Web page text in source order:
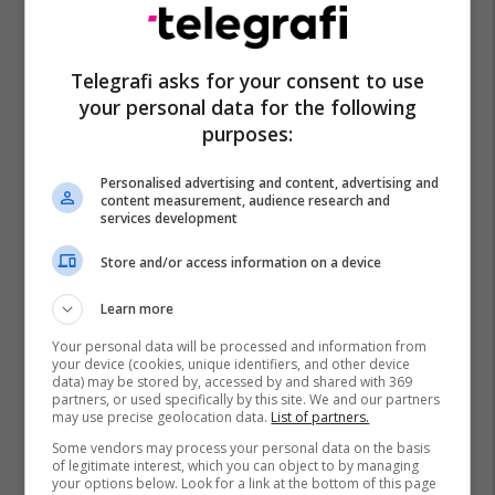
Telegrafi asks for your consent to use
your personal data for the following
purposes:
Personalised advertising and content, advertising and
content measurement, audience research and
services development
Store and/or access information on a device
Learn more
Your personal data will be processed and information from
your device (cookies, unique identifiers, and other device
data) may be stored by, accessed by and shared with 369
partners, or used specifically by this site. We and our partners
may use precise geolocation data. List of partners.
Some vendors may process your personal data on the basis
of legitimate interest, which you can object to by managing
your options below. Look for a link at the bottom of this page